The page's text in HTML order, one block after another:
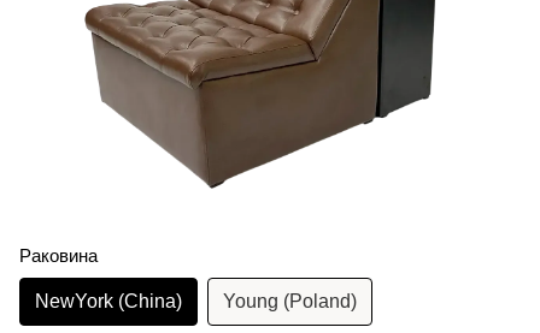
Раковина
NewYork (China) Young (Poland)